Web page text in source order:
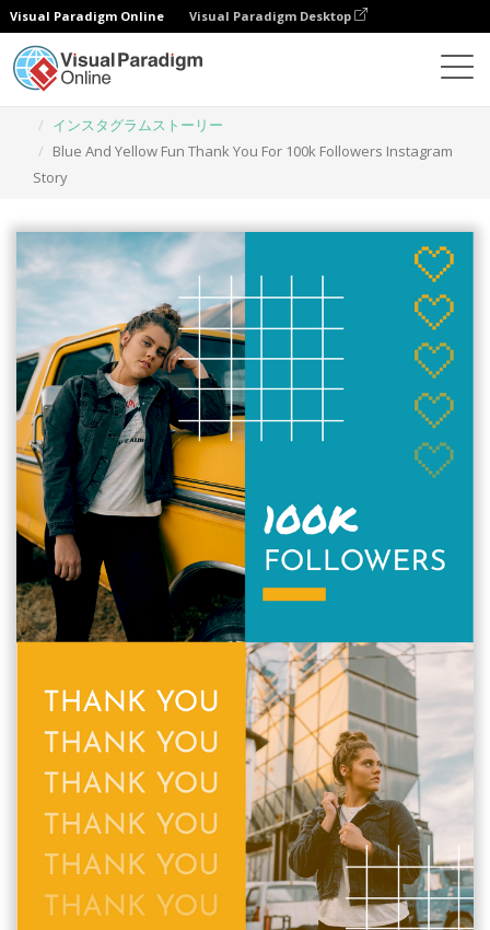
Visual Paradigm Online Visual Paradigm Desktop
インスタグラムストーリー
Blue And Yellow Fun Thank You For 100k Followers Instagram
Story